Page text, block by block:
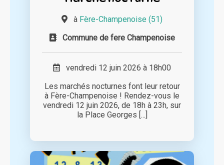
à Fère-Champenoise (51)
Commune de fere Champenoise
vendredi 12 juin 2026 à 18h00
Les marchés nocturnes font leur retour
à Fère-Champenoise ! Rendez-vous le
vendredi 12 juin 2026, de 18h à 23h, sur
la Place Georges [...]